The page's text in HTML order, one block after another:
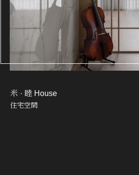
米 · 睦 House
住宅空間